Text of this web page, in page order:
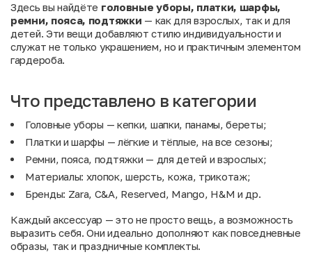
Здесь вы найдёте головные уборы, платки, шарфы,
ремни, пояса, подтяжки — как для взрослых, так и для
детей. Эти вещи добавляют стилю индивидуальности и
служат не только украшением, но и практичным элементом
гардероба.
Что представлено в категории
Головные уборы — кепки, шапки, панамы, береты;
Платки и шарфы — лёгкие и тёплые, на все сезоны;
Ремни, пояса, подтяжки — для детей и взрослых;
Материалы: хлопок, шерсть, кожа, трикотаж;
Бренды: Zara, C&A, Reserved, Mango, H&M и др.
Каждый аксессуар — это не просто вещь, а возможность
выразить себя. Они идеально дополняют как повседневные
образы, так и праздничные комплекты.